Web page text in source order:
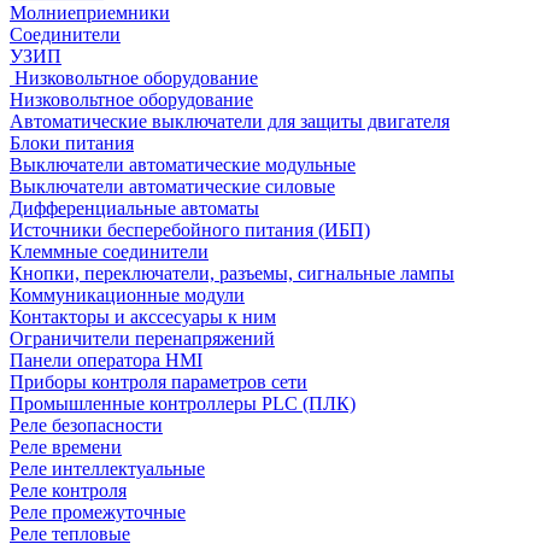
Молниеприемники
Соединители
УЗИП
Низковольтное оборудование
Низковольтное оборудование
Автоматические выключатели для защиты двигателя
Блоки питания
Выключатели автоматические модульные
Выключатели автоматические силовые
Дифференциальные автоматы
Источники бесперебойного питания (ИБП)
Клеммные соединители
Кнопки, переключатели, разъемы, сигнальные лампы
Коммуникационные модули
Контакторы и акссесуары к ним
Ограничители перенапряжений
Панели оператора HMI
Приборы контроля параметров сети
Промышленные контроллеры PLC (ПЛК)
Реле безопасности
Реле времени
Реле интеллектуальные
Реле контроля
Реле промежуточные
Реле тепловые